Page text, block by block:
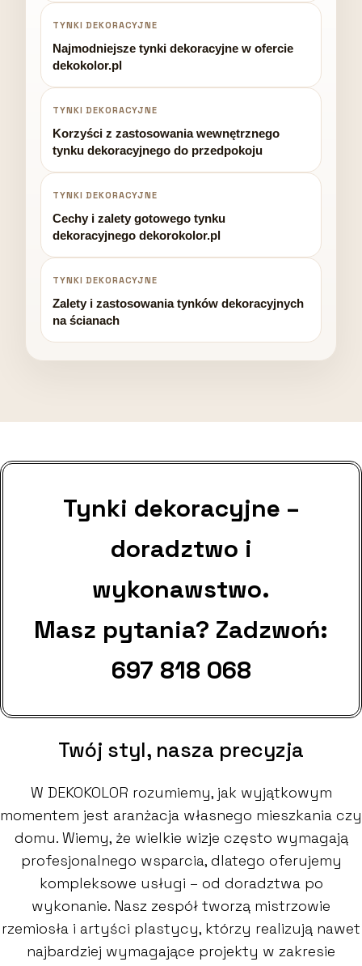
TYNKI DEKORACYJNE
Najmodniejsze tynki dekoracyjne w ofercie
dekokolor.pl
TYNKI DEKORACYJNE
Korzyści z zastosowania wewnętrznego
tynku dekoracyjnego do przedpokoju
TYNKI DEKORACYJNE
Cechy i zalety gotowego tynku
dekoracyjnego dekorokolor.pl
TYNKI DEKORACYJNE
Zalety i zastosowania tynków dekoracyjnych
na ścianach
Tynki dekoracyjne –
doradztwo i
wykonawstwo.
Masz pytania? Zadzwoń:
697 818 068
Twój styl, nasza precyzja
W DEKOKOLOR rozumiemy, jak wyjątkowym
momentem jest aranżacja własnego mieszkania czy
domu. Wiemy, że wielkie wizje często wymagają
profesjonalnego wsparcia, dlatego oferujemy
kompleksowe usługi – od doradztwa po
wykonanie. Nasz zespół tworzą mistrzowie
rzemiosła i artyści plastycy, którzy realizują nawet
najbardziej wymagające projekty w zakresie